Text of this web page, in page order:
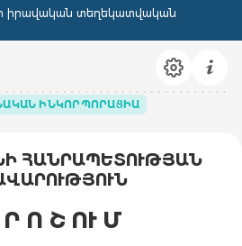
իրավական տեղեկատվական
ԻՆԿՈՐՊՈՐԱՑԻԱ
ՀԱՆՐԱՊԵՏՈՒԹՅԱՆ
Ո Շ ՈՒ Մ